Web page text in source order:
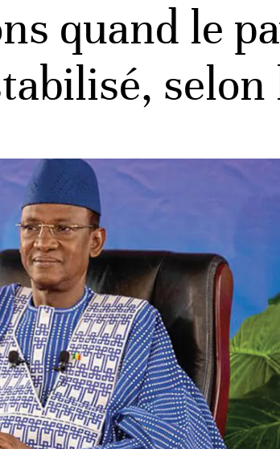
quand le